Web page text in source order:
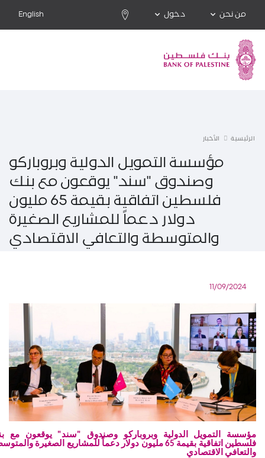
من نحن دخول English
الرئيسية الأخبار
مؤسسة التمويل الدولية وبروباركو
وصندوق "سند" يوقعون مع بنك
فلسطين اتفاقية بقيمة 65 مليون
دولار دعماً للمشاريع الصغيرة
والمتوسطة والتعافي الاقتصادي
11/09/2024
مؤسسة التمويل الدولية وبروباركو وصندوق "سند" يوقعون مع
فلسطين اتفاقية بقيمة 65 مليون دولار دعماً للمشاريع الصغيرة
والتعافي الاقتصادي